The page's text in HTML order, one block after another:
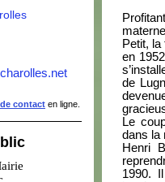
contact en ligne.
Petit,
en
de
Le
dans la
Henri
1990.